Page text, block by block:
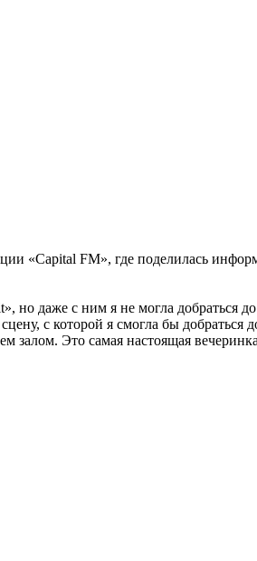
«Capital FM», где поделилась
но даже с ним я не могла добраться
с которой я смогла бы
залом. Это самая настоящая